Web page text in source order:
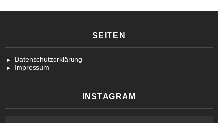
SEITEN
Datenschutzerklärung
Impressum
INSTAGRAM